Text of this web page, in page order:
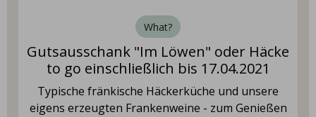
What?
Gutsausschank "Im Löwen" oder Häcke
to go einschließlich bis 17.04.2021
Typische fränkische Häckerküche und unsere
eigens erzeugten Frankenweine - zum Genießen